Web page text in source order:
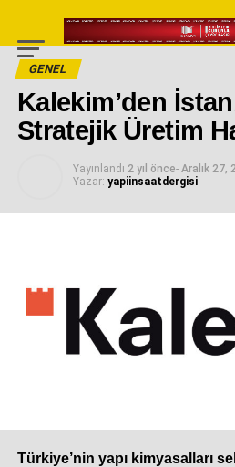
GENEL
Kalekim’den
Stratejik Üretim
Yayınlandı 2 yıl önce- Aralık 27,
Yazar: yapiinsaatdergisi
Türkiye’nin yapı kimyasalları